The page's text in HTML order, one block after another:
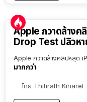
Apple กวาดล้างค
Drop Test ปลิวหา
Apple กวาดล้างคลิปหลุด
มากกว่า
โดย Thitirath Kinaret